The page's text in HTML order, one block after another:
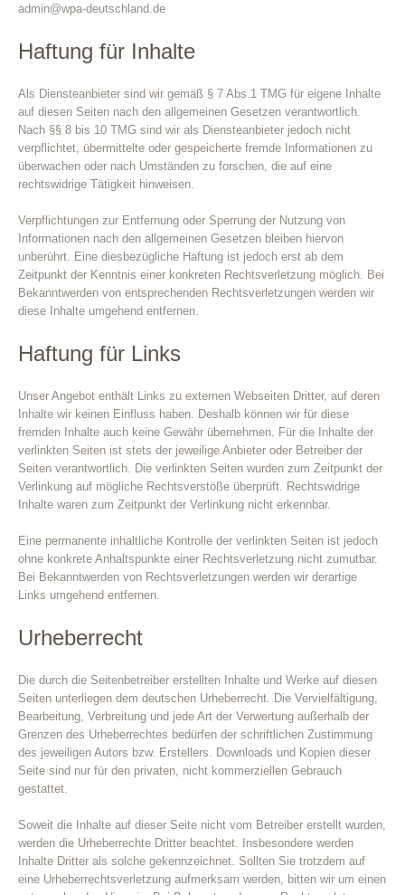
admin@wpa-deutschland.de
Haftung für Inhalte
Als Diensteanbieter sind wir gemäß § 7 Abs.1 TMG für eigene Inhalte
auf diesen Seiten nach den allgemeinen Gesetzen verantwortlich.
Nach §§ 8 bis 10 TMG sind wir als Diensteanbieter jedoch nicht
verpflichtet, übermittelte oder gespeicherte fremde Informationen zu
überwachen oder nach Umständen zu forschen, die auf eine
rechtswidrige Tätigkeit hinweisen.
Verpflichtungen zur Entfernung oder Sperrung der Nutzung von
Informationen nach den allgemeinen Gesetzen bleiben hiervon
unberührt. Eine diesbezügliche Haftung ist jedoch erst ab dem
Zeitpunkt der Kenntnis einer konkreten Rechtsverletzung möglich. Bei
Bekanntwerden von entsprechenden Rechtsverletzungen werden wir
diese Inhalte umgehend entfernen.
Haftung für Links
Unser Angebot enthält Links zu externen Webseiten Dritter, auf deren
Inhalte wir keinen Einfluss haben. Deshalb können wir für diese
fremden Inhalte auch keine Gewähr übernehmen. Für die Inhalte der
verlinkten Seiten ist stets der jeweilige Anbieter oder Betreiber der
Seiten verantwortlich. Die verlinkten Seiten wurden zum Zeitpunkt der
Verlinkung auf mögliche Rechtsverstöße überprüft. Rechtswidrige
Inhalte waren zum Zeitpunkt der Verlinkung nicht erkennbar.
Eine permanente inhaltliche Kontrolle der verlinkten Seiten ist jedoch
ohne konkrete Anhaltspunkte einer Rechtsverletzung nicht zumutbar.
Bei Bekanntwerden von Rechtsverletzungen werden wir derartige
Links umgehend entfernen.
Urheberrecht
Die durch die Seitenbetreiber erstellten Inhalte und Werke auf diesen
Seiten unterliegen dem deutschen Urheberrecht. Die Vervielfältigung,
Bearbeitung, Verbreitung und jede Art der Verwertung außerhalb der
Grenzen des Urheberrechtes bedürfen der schriftlichen Zustimmung
des jeweiligen Autors bzw. Erstellers. Downloads und Kopien dieser
Seite sind nur für den privaten, nicht kommerziellen Gebrauch
gestattet.
Soweit die Inhalte auf dieser Seite nicht vom Betreiber erstellt wurden,
werden die Urheberrechte Dritter beachtet. Insbesondere werden
Inhalte Dritter als solche gekennzeichnet. Sollten Sie trotzdem auf
eine Urheberrechtsverletzung aufmerksam werden, bitten wir um einen